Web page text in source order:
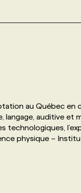
au Québec
auditive et
physique –